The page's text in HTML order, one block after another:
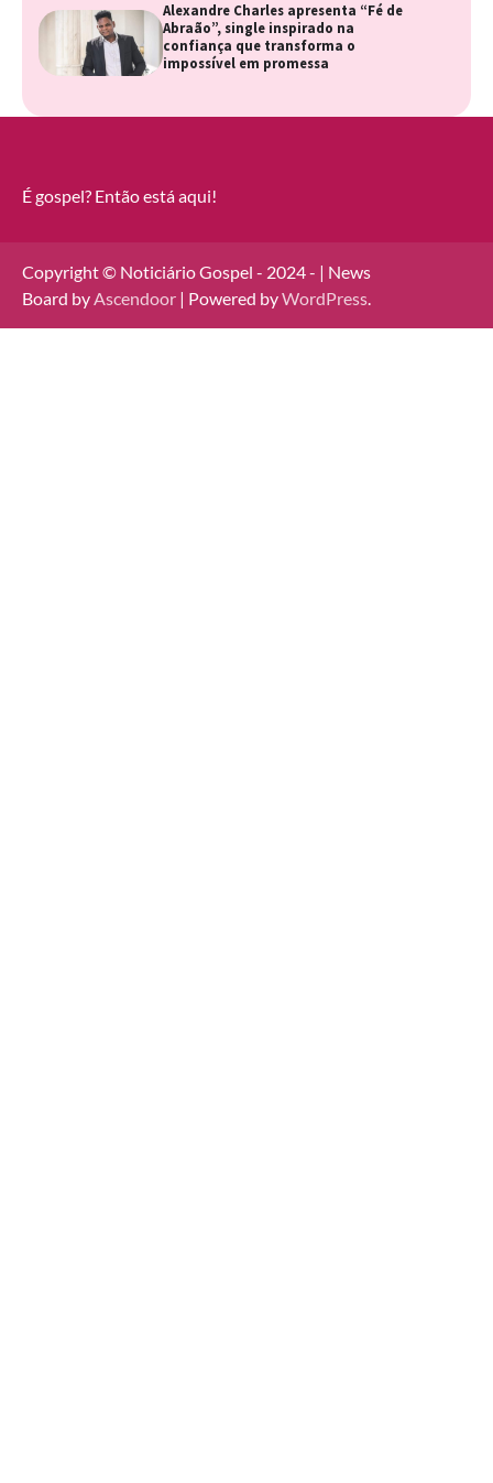
Alexandre Charles apresenta “Fé de
Abraão”, single inspirado na
confiança que transforma o
impossível em promessa
É gospel? Então está aqui!
Copyright © Noticiário Gospel - 2024 - | News
Board byAscendoor | Powered byWordPress.